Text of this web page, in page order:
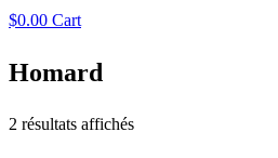
$0.00 Cart
Homard
2 résultats affichés